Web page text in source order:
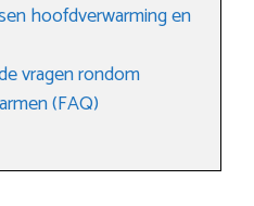
hoofdverwarming en
vragen rondom
(FAQ)